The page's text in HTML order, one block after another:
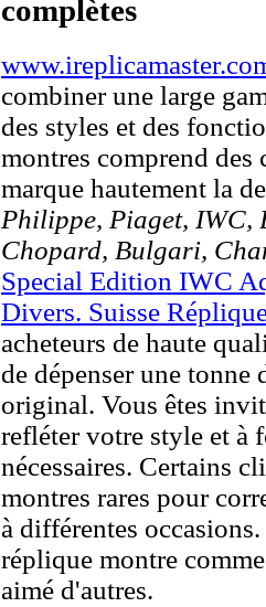
complètes
combiner une large
des styles et des
montres comprend des
marque hautement la
Philippe, Piaget, IWC,
Chopard, Bulgari,
Special Edition IWC
Divers. Suisse
acheteurs de haute
de dépenser une
original. Vous êtes
refléter votre style et à
nécessaires. Certains
montres rares pour
à différentes
réplique montre
aimé d'autres.